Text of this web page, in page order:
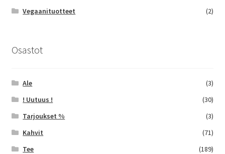
Vegaanituotteet
(2)
Osastot
Ale
(3)
! Uutuus !
(30)
Tarjoukset %
(3)
Kahvit
(71)
Tee
(189)